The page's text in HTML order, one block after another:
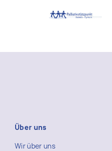
Über uns
Wir über uns